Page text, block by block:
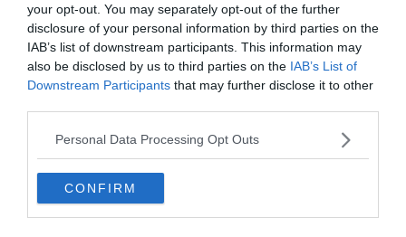
your opt-out. You may separately opt-out of the further
disclosure of your personal information by third parties on the
IAB’s list of downstream participants. This information may
also be disclosed by us to third parties on the IAB’s List of
Downstream Participants that may further disclose it to other
Personal Data Processing Opt Outs
CONFIRM
Tragedia in piscina: perde la vita un
ragazzo di Trento
contaminato
Sei escursionisti bloccati dal
maltempo: intervento del Soccorso
Alpino